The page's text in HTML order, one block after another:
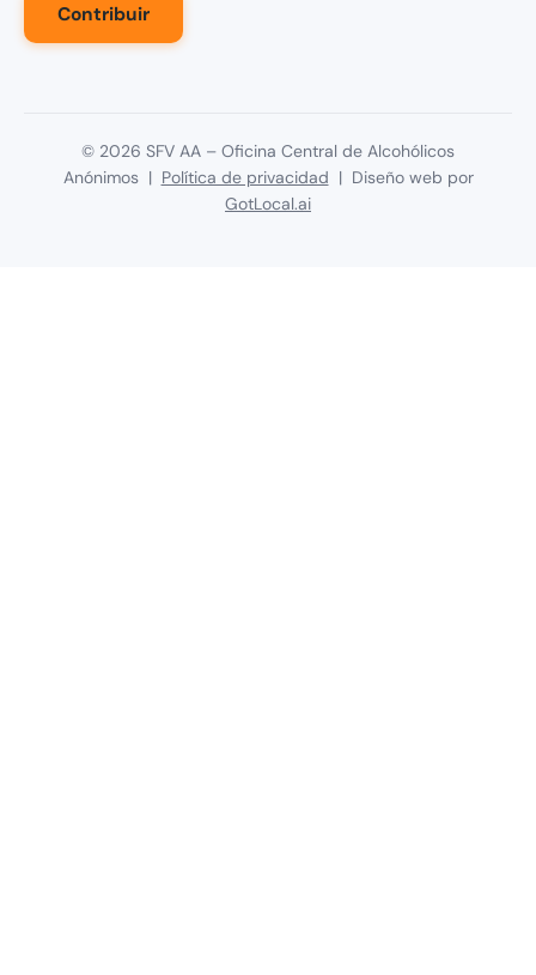
Contribuir
© 2026 SFV AA – Oficina Central de Alcohólicos
Anónimos | Política de privacidad | Diseño web por
GotLocal.ai